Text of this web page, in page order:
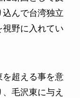
んで台湾独立
野に入れてい
を超える事を意
毛沢東に与え